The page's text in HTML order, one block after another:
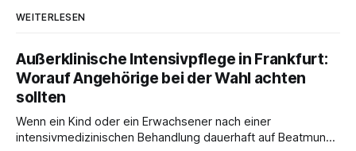
WEITERLESEN
Außerklinische Intensivpflege in Frankfurt:
Worauf Angehörige bei der Wahl achten
sollten
Wenn ein Kind oder ein Erwachsener nach einer
intensivmedizinischen Behandlung dauerhaft auf Beatmung